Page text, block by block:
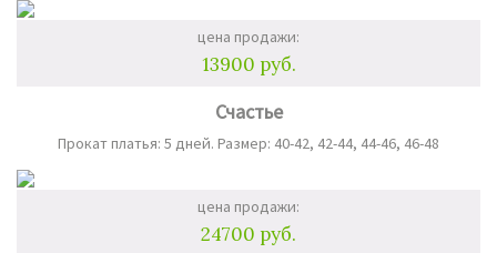
цена продажи:
13900 руб.
Счастье
Прокат платья: 5 дней. Размер: 40-42, 42-44, 44-46, 46-48
цена продажи:
24700 руб.